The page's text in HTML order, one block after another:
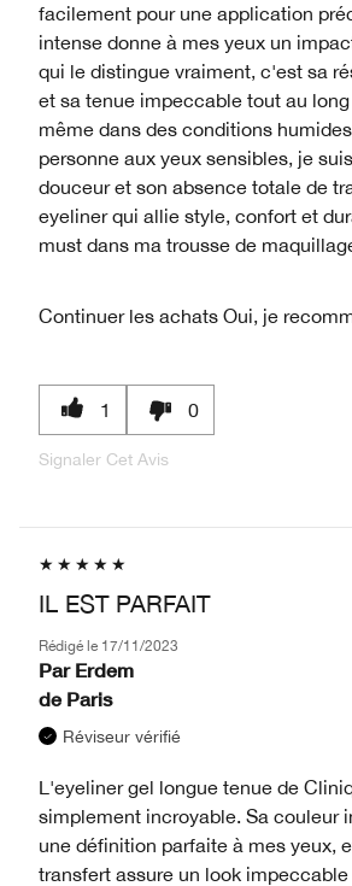
facilement pour une application
intense donne à mes yeux un
qui le distingue vraiment, c'est sa
et sa tenue impeccable tout au long
même dans des conditions
personne aux yeux sensibles, je
douceur et son absence totale de
eyeliner qui allie style, confort et
must dans ma trousse de
Continuer les achats Oui, je
1 0
Signaler Cet Avis
IL EST PARFAIT
Rédigé le 17/11/2023
Par Erdem
de Paris
Réviseur vérifié
L'eyeliner gel longue tenue de
simplement incroyable. Sa couleur
une définition parfaite à mes yeux,
transfert assure un look impeccable